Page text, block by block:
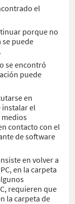
el
porque no
puede
se encontró
puede
en
el
medios
contacto con el
de software
en volver a
en la carpeta
requieren que
la carpeta de